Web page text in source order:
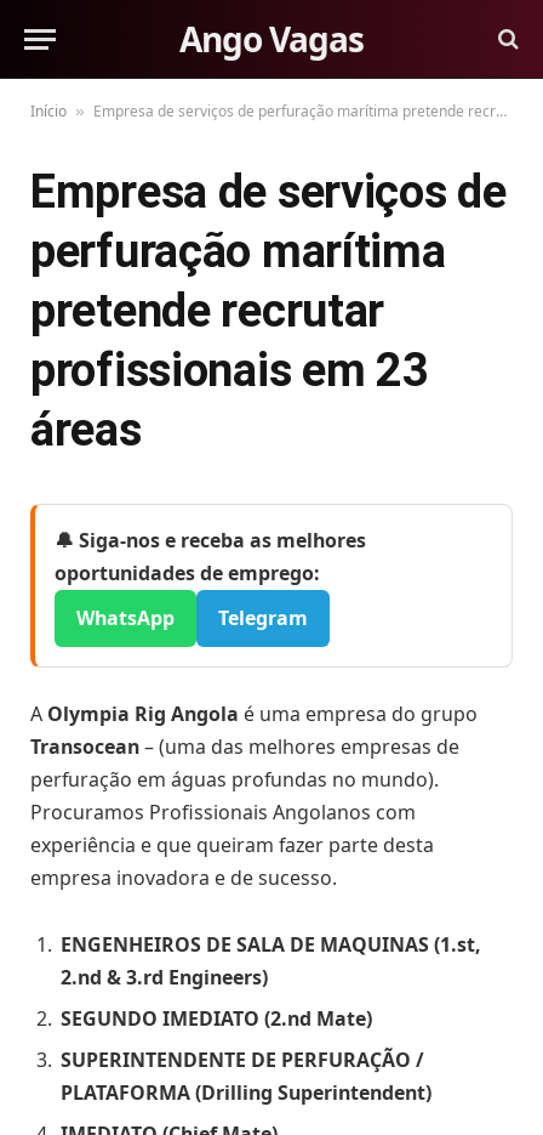
Ango Vagas
Início » Empresa de serviços de perfuração marítima pretende recrutar profissionais em 23 áreas
Empresa de serviços de
perfuração marítima
pretende recrutar
profissionais em 23
áreas
🔔 Siga-nos e receba as melhores
oportunidades de emprego:
WhatsApp
Telegram
A Olympia Rig Angola é uma empresa do grupo
Transocean– (uma das melhores empresas de
perfuração em águas profundas no mundo).
Procuramos Profissionais Angolanos com
experiência e que queiram fazer parte desta
empresa inovadora e de sucesso.
ENGENHEIROS DE SALA DE MAQUINAS (1.st,
2.nd & 3.rd Engineers)
SEGUNDO IMEDIATO (2.nd Mate)
SUPERINTENDENTE DE PERFURAÇÃO /
PLATAFORMA (Drilling Superintendent)